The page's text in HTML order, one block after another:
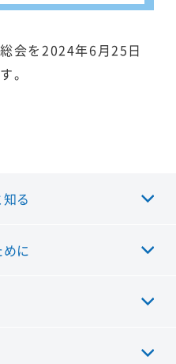
会を2024年6月25日
。
る
に